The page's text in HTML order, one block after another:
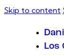
Skip to content
Los